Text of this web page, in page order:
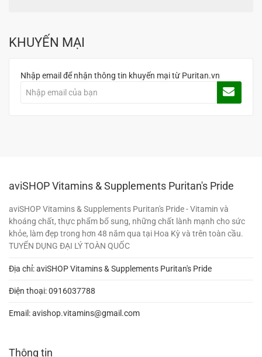
KHUYẾN MẠI
Nhập email để nhận thông tin khuyến mại từ Puritan.vn
aviSHOP Vitamins & Supplements Puritan's Pride
aviSHOP Vitamins & Supplements Puritan's Pride - Vitamin và
khoáng chất, thực phẩm bổ sung, những chất lành mạnh cho sức
khỏe, làm đẹp trong hơn 48 năm qua tại Hoa Kỳ và trên toàn cầu.
TUYỂN DỤNG ĐẠI LÝ TOÀN QUỐC
Địa chỉ: aviSHOP Vitamins & Supplements Puritan's Pride
Điện thoại:0916037788
Email:avishop.vitamins@gmail.com
Thông tin